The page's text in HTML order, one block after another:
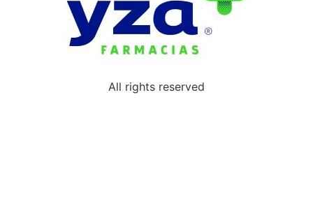
All rights reserved